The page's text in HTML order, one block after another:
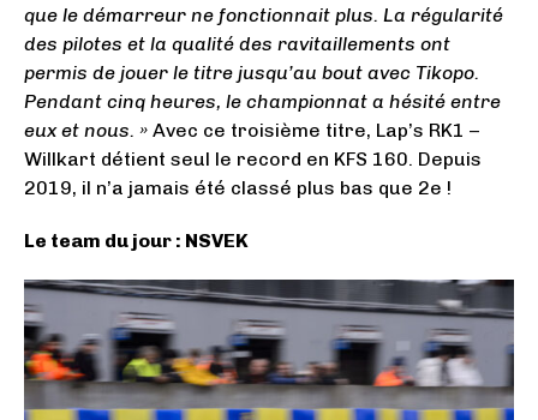
que le démarreur ne fonctionnait plus. La régularité
des pilotes et la qualité des ravitaillements ont
permis de jouer le titre jusqu’au bout avec Tikopo.
Pendant cinq heures, le championnat a hésité entre
eux et nous. » Avec ce troisième titre, Lap’s RK1 –
Willkart détient seul le record en KFS 160. Depuis
2019, il n’a jamais été classé plus bas que 2e !
Le team du jour : NSVEK